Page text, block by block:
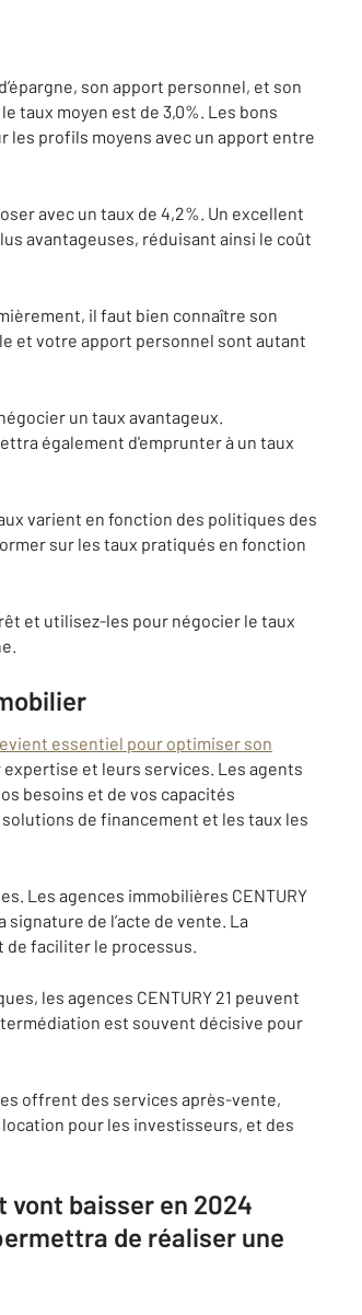
son apport personnel, et son
taux moyen est de 3,0%. Les bons
les profils moyens avec un apport entre
avec un taux de 4,2%. Un excellent
avantageuses, réduisant ainsi le coût
il faut bien connaître son
et votre apport personnel sont autant
un taux avantageux.
également d'emprunter à un taux
varient en fonction des politiques des
sur les taux pratiqués en fonction
et utilisez-les pour négocier le taux
essentiel pour optimiser son
expertise et leurs services. Les agents
besoins et de vos capacités
de financement et les taux les
Les agences immobilières CENTURY
de l’acte de vente. La
de faciliter le processus.
les agences CENTURY 21 peuvent
est souvent décisive pour
offrent des services après-vente,
location pour les investisseurs, et des
baisser en 2024
de réaliser une